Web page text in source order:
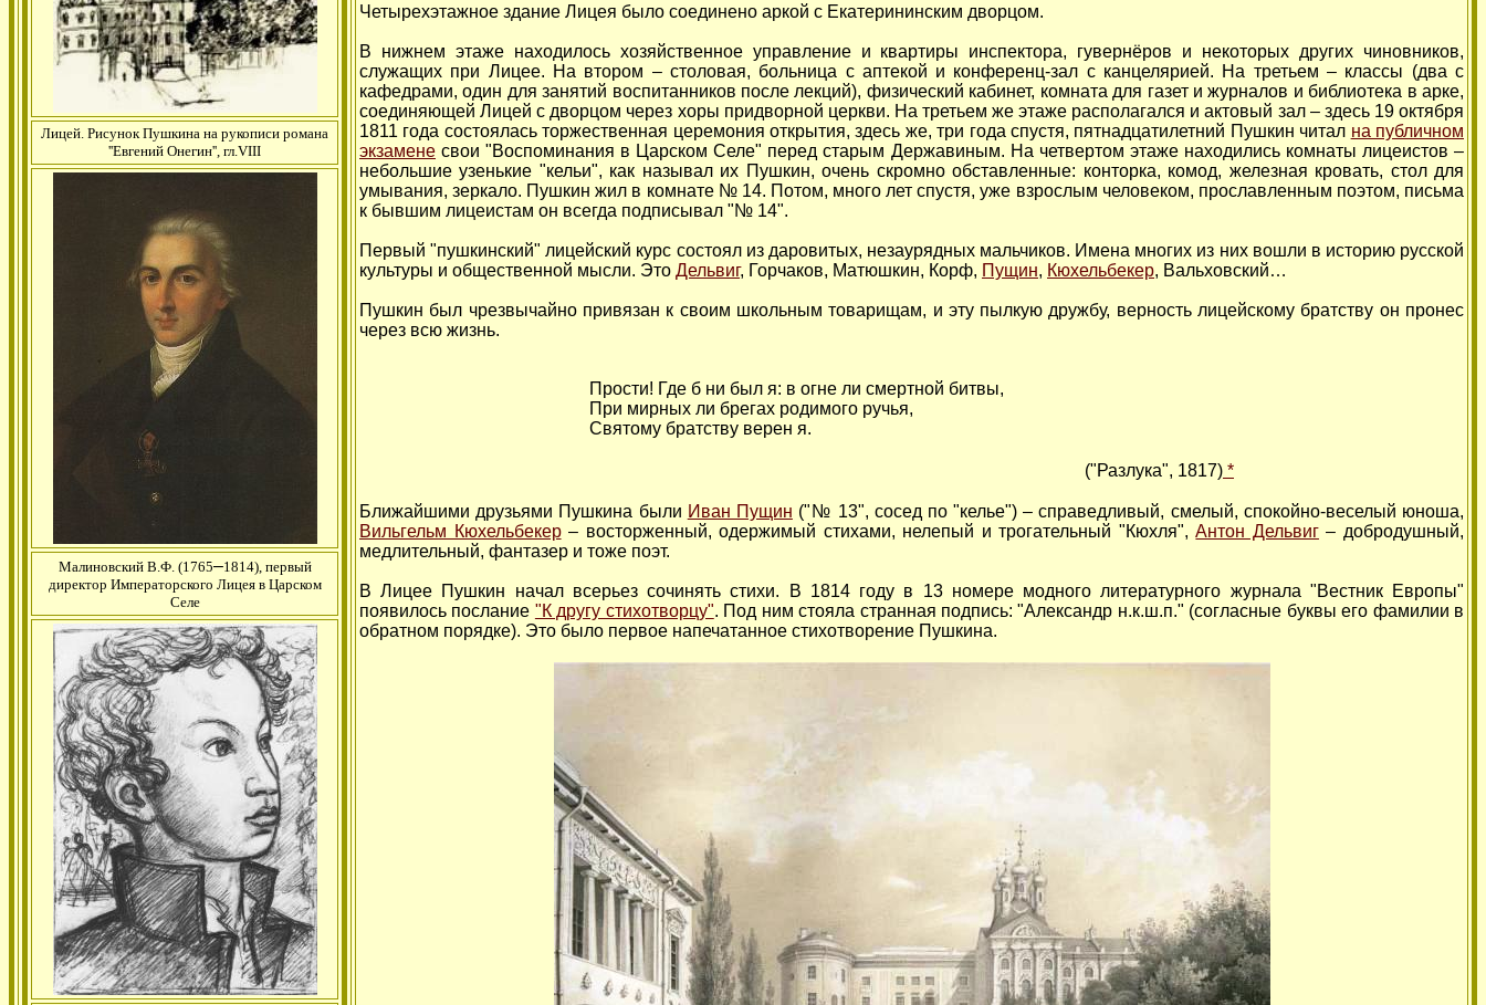
Лицей. Рисунок Пушкина на рукописи романа
''Евгений Онегин'', гл.VIII
Малиновский В.Ф. (1765–1814), первый
директор Императорского Лицея в Царском
Селе
Четырехэтажное здание Лицея было соединено аркой с Екатерининским дворцом.
В нижнем этаже находилось хозяйственное управление и квартиры инспектора, гувернёров и некоторых других чиновников,
служащих при Лицее. На втором – столовая, больница с аптекой и конференц-зал с канцелярией. На третьем – классы (два с
кафедрами, один для занятий воспитанников после лекций), физический кабинет, комната для газет и журналов и библиотека в арке,
соединяющей Лицей с дворцом через хоры придворной церкви. На третьем же этаже располагался и актовый зал – здесь 19 октября
1811 года состоялась торжественная церемония открытия, здеcь же, три года спустя, пятнадцатилетний Пушкин читал на публичном
экзамене свои "Воспоминания в Царском Селе" перед старым Державиным. На четвертом этаже находились комнаты лицеистов –
небольшие узенькие "кельи", как называл их Пушкин, очень скромно обставленные: конторка, комод, железная кровать, стол для
умывания, зеркало. Пушкин жил в комнате № 14. Потом, много лет спустя, уже взрослым человеком, прославленным поэтом, письма
к бывшим лицеистам он всегда подписывал "№ 14".
Первый "пушкинский" лицейский курс состоял из даровитых, незаурядных мальчиков. Имена многих из них вошли в историю русской
культуры и общественной мысли. Это Дельвиг, Горчаков, Матюшкин, Корф, Пущин, Кюхельбекер, Вальховский…
Пушкин был чрезвычайно привязан к своим школьным товарищам, и эту пылкую дружбу, верность лицейскому братству он пронес
через всю жизнь.
Прости! Где б ни был я: в огне ли смертной битвы,
При мирных ли брегах родимого ручья,
Святому братству верен я.
("Разлука", 1817) *
Ближайшими друзьями Пушкина были Иван Пущин ("№ 13", сосед по "келье") – справедливый, смелый, спокойно-веселый юноша,
Вильгельм Кюхельбекер– восторженный, одержимый стихами, нелепый и трогательный "Кюхля",Антон Дельвиг– добродушный,
медлительный, фантазер и тоже поэт.
В Лицее Пушкин начал всерьез сочинять стихи. В 1814 году в 13 номере модного литературного журнала "Вестник Европы"
появилось послание "К другу стихотворцу". Под ним стояла странная подпись: "Александр н.к.ш.п." (согласные буквы его фамилии в
обратном порядке). Это было первое напечатанное стихотворение Пушкина.